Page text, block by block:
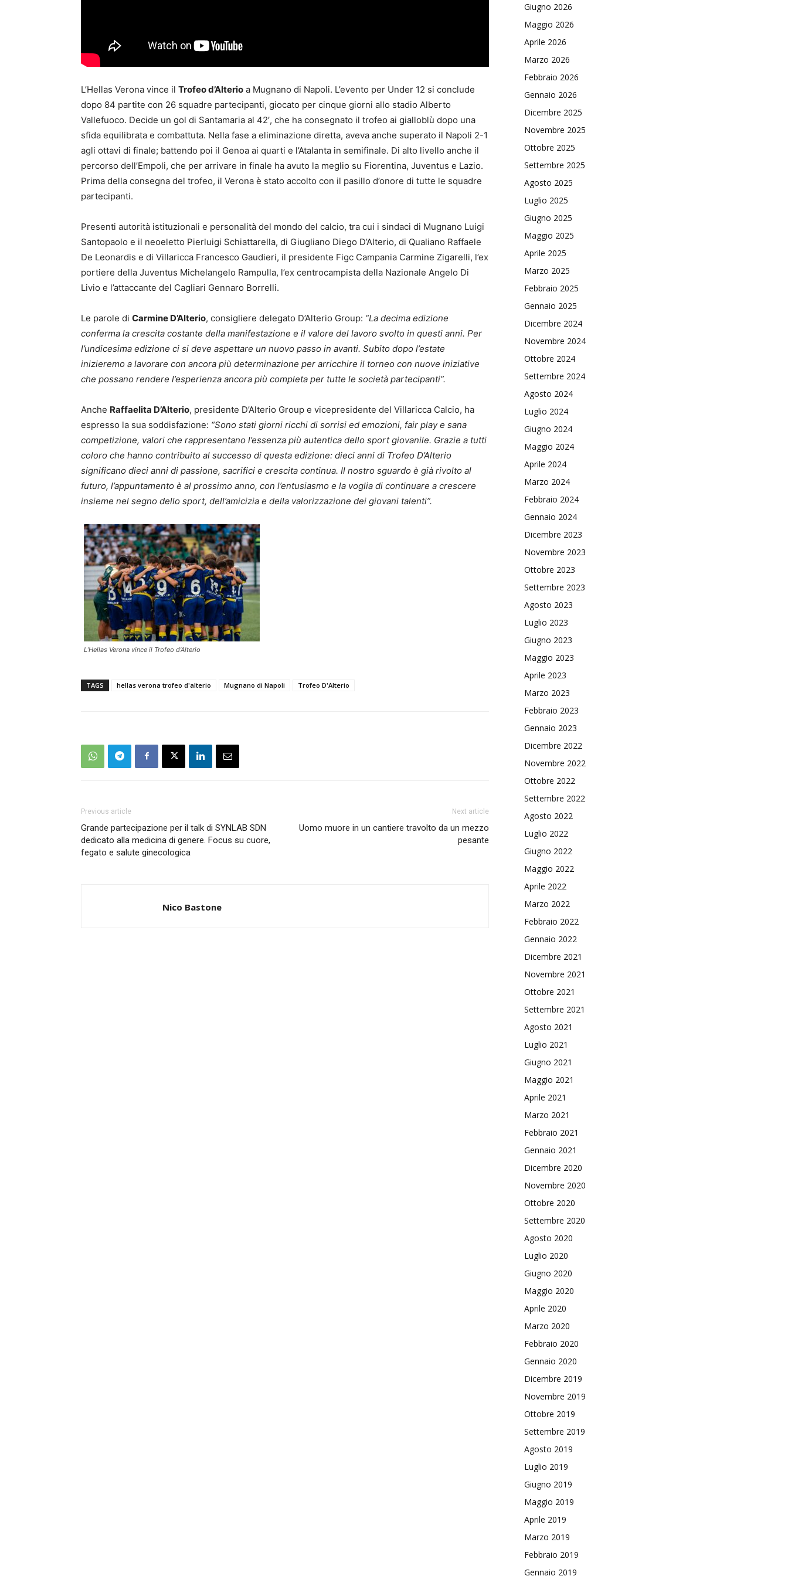
L’Hellas Verona vince il Trofeo d’Alterio a Mugnano di Napoli. L’evento per Under 12 si conclude
dopo 84 partite con 26 squadre partecipanti, giocato per cinque giorni allo stadio Alberto
Vallefuoco. Decide un gol di Santamaria al 42′, che ha consegnato il trofeo ai gialloblù dopo una
sfida equilibrata e combattuta. Nella fase a eliminazione diretta, aveva anche superato il Napoli 2-1
agli ottavi di finale; battendo poi il Genoa ai quarti e l’Atalanta in semifinale. Di alto livello anche il
percorso dell’Empoli, che per arrivare in finale ha avuto la meglio su Fiorentina, Juventus e Lazio.
Prima della consegna del trofeo, il Verona è stato accolto con il pasillo d’onore di tutte le squadre
partecipanti.
Presenti autorità istituzionali e personalità del mondo del calcio, tra cui i sindaci di Mugnano Luigi
Santopaolo e il neoeletto Pierluigi Schiattarella, di Giugliano Diego D’Alterio, di Qualiano Raffaele
De Leonardis e di Villaricca Francesco Gaudieri, il presidente Figc Campania Carmine Zigarelli, l’ex
portiere della Juventus Michelangelo Rampulla, l’ex centrocampista della Nazionale Angelo Di
Livio e l’attaccante del Cagliari Gennaro Borrelli.
Le parole di Carmine D’Alterio, consigliere delegato D’Alterio Group: “La decima edizione
conferma la crescita costante della manifestazione e il valore del lavoro svolto in questi anni. Per
l’undicesima edizione ci si deve aspettare un nuovo passo in avanti. Subito dopo l’estate
inizieremo a lavorare con ancora più determinazione per arricchire il torneo con nuove iniziative
che possano rendere l’esperienza ancora più completa per tutte le società partecipanti”.
Anche Raffaelita D’Alterio, presidente D’Alterio Group e vicepresidente del Villaricca Calcio, ha
espresso la sua soddisfazione: “Sono stati giorni ricchi di sorrisi ed emozioni, fair play e sana
competizione, valori che rappresentano l’essenza più autentica dello sport giovanile. Grazie a tutti
coloro che hanno contribuito al successo di questa edizione: dieci anni di Trofeo D’Alterio
significano dieci anni di passione, sacrifici e crescita continua. Il nostro sguardo è già rivolto al
futuro, l’appuntamento è al prossimo anno, con l’entusiasmo e la voglia di continuare a crescere
insieme nel segno dello sport, dell’amicizia e della valorizzazione dei giovani talenti”.
L’Hellas Verona vince il Trofeo d’Alterio
TAGS hellas verona trofeo d'alterio Mugnano di Napoli Trofeo D'Alterio
Previous article
Grande partecipazione per il talk di SYNLAB SDN
dedicato alla medicina di genere. Focus su cuore,
fegato e salute ginecologica
Next article
Uomo muore in un cantiere travolto da un mezzo
pesante
Nico Bastone
Giugno 2026
Maggio 2026
Aprile 2026
Marzo 2026
Febbraio 2026
Gennaio 2026
Dicembre 2025
Novembre 2025
Ottobre 2025
Settembre 2025
Agosto 2025
Luglio 2025
Giugno 2025
Maggio 2025
Aprile 2025
Marzo 2025
Febbraio 2025
Gennaio 2025
Dicembre 2024
Novembre 2024
Ottobre 2024
Settembre 2024
Agosto 2024
Luglio 2024
Giugno 2024
Maggio 2024
Aprile 2024
Marzo 2024
Febbraio 2024
Gennaio 2024
Dicembre 2023
Novembre 2023
Ottobre 2023
Settembre 2023
Agosto 2023
Luglio 2023
Giugno 2023
Maggio 2023
Aprile 2023
Marzo 2023
Febbraio 2023
Gennaio 2023
Dicembre 2022
Novembre 2022
Ottobre 2022
Settembre 2022
Agosto 2022
Luglio 2022
Giugno 2022
Maggio 2022
Aprile 2022
Marzo 2022
Febbraio 2022
Gennaio 2022
Dicembre 2021
Novembre 2021
Ottobre 2021
Settembre 2021
Agosto 2021
Luglio 2021
Giugno 2021
Maggio 2021
Aprile 2021
Marzo 2021
Febbraio 2021
Gennaio 2021
Dicembre 2020
Novembre 2020
Ottobre 2020
Settembre 2020
Agosto 2020
Luglio 2020
Giugno 2020
Maggio 2020
Aprile 2020
Marzo 2020
Febbraio 2020
Gennaio 2020
Dicembre 2019
Novembre 2019
Ottobre 2019
Settembre 2019
Agosto 2019
Luglio 2019
Giugno 2019
Maggio 2019
Aprile 2019
Marzo 2019
Febbraio 2019
Gennaio 2019